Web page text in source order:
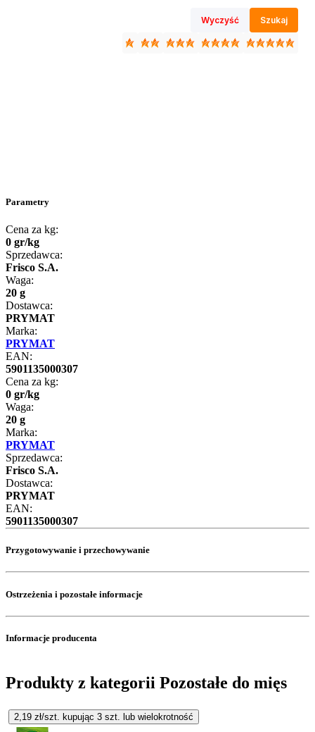
Wyczyść Szukaj
Parametry
Cena za kg:
0 gr/kg
Sprzedawca:
Frisco S.A.
Waga:
20 g
Dostawca:
PRYMAT
Marka:
PRYMAT
EAN:
5901135000307
Cena za kg:
0 gr/kg
Waga:
20 g
Marka:
PRYMAT
Sprzedawca:
Frisco S.A.
Dostawca:
PRYMAT
EAN:
5901135000307
Przygotowywanie i przechowywanie
Ostrzeżenia i pozostałe informacje
Informacje producenta
Produkty z kategorii Pozostałe do mięs
2,19 zł/szt. kupując 3 szt. lub wielokrotność